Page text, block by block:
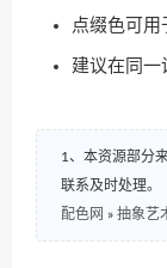
点缀色可
建议在同一
1、本资源部分
联系及时处理。
配色网 » 抽象艺